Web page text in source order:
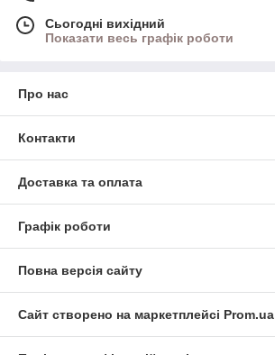
Сьогодні вихідний
Показати весь графік роботи
Про нас
Контакти
Доставка та оплата
Графік роботи
Повна версія сайту
Сайт створено на маркетплейсі Prom.ua